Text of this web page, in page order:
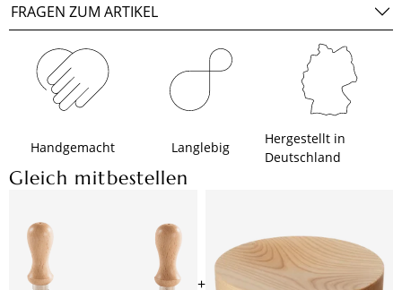
FRAGEN ZUM ARTIKEL
Handgemacht Langlebig
Hergestellt in
Deutschland
Gleich mitbestellen
+